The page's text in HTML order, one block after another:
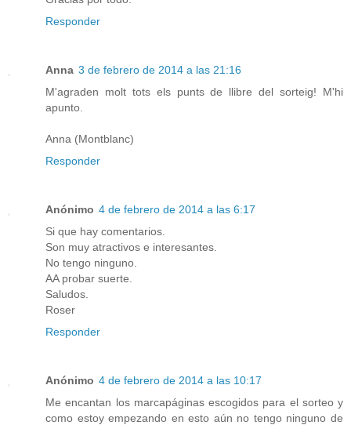
Responder
Anna 3 de febrero de 2014 a las 21:16
M'agraden molt tots els punts de llibre del sorteig! M'hi
apunto.
Anna (Montblanc)
Responder
Anónimo 4 de febrero de 2014 a las 6:17
Si que hay comentarios.
Son muy atractivos e interesantes.
No tengo ninguno.
AA probar suerte.
Saludos.
Roser
Responder
Anónimo 4 de febrero de 2014 a las 10:17
Me encantan los marcapáginas escogidos para el sorteo y
como estoy empezando en esto aún no tengo ninguno de